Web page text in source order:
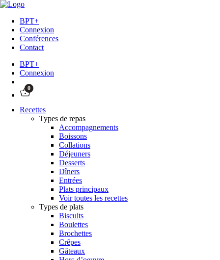
BPT+
Connexion
Conférences
Contact
BPT+
Connexion
0
Recettes
Types de repas
Accompagnements
Boissons
Collations
Déjeuners
Desserts
Dîners
Entrées
Plats principaux
Voir toutes les recettes
Types de plats
Biscuits
Boulettes
Brochettes
Crêpes
Gâteaux